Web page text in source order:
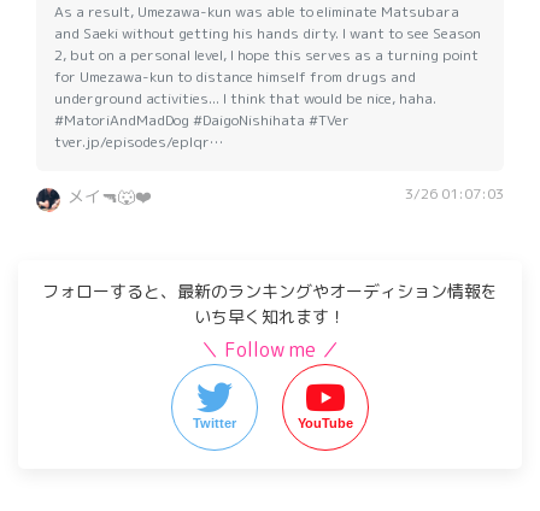
As a result, Umezawa-kun was able to eliminate Matsubara
and Saeki without getting his hands dirty. I want to see Season
2, but on a personal level, I hope this serves as a turning point
for Umezawa-kun to distance himself from drugs and
underground activities... I think that would be nice, haha.
#MatoriAndMadDog #DaigoNishihata #TVer
tver.jp/episodes/eplqr…
メイ🔫🐺❤️ 3/26 01:07:03
フォローすると、最新のランキングやオーディション情報を
いち早く知れます！
＼ Follow me ／
Twitter YouTube